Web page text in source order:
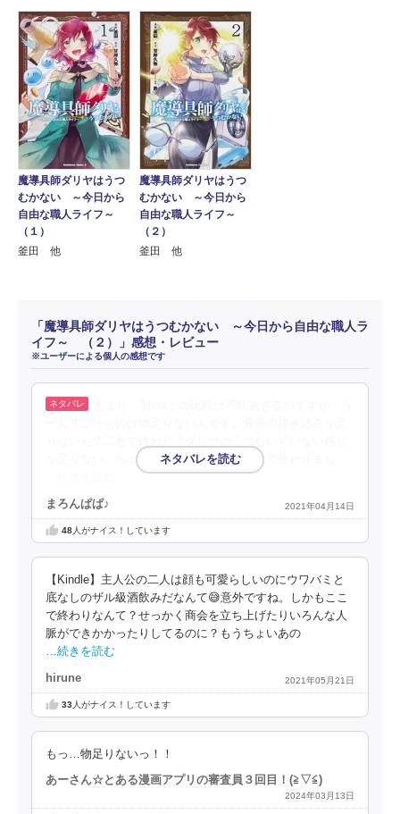
魔導具師ダリヤはうつ
むかない ～今日から
自由な職人ライフ～
（１）
釜田 他
魔導具師ダリヤはうつ
むかない ～今日から
自由な職人ライフ～
（２）
釜田 他
「魔導具師ダリヤはうつむかない ～今日から自由な職人ラ
イフ～ （２）」感想・レビュー
※ユーザーによる個人の感想です
が足りない。ちょっとバタバタしてる印象で終わりまし
まろんぱぱ♪ 2021年04月14日
48人がナイス！しています
【Kindle】主人公の二人は顔も可愛らしいのにウワバミと
底なしのザル級酒飲みだなんて😅意外ですね。しかもここ
で終わりなんて？せっかく商会を立ち上げたりいろんな人
脈ができかかったりしてるのに？もうちょいあの
…続きを読む
hirune 2021年05月21日
33人がナイス！しています
もっ…物足りないっ！！
あーさん☆とある漫画アプリの審査員３回目！(⁠≧⁠▽⁠≦⁠)
2024年03月13日